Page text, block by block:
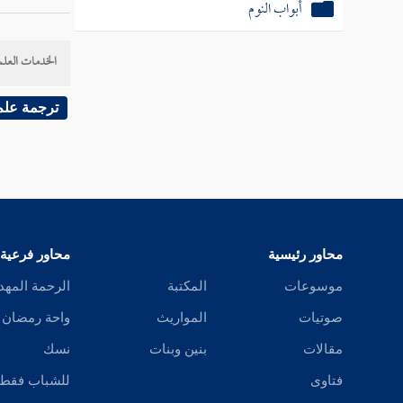
أبواب النوم
وليس
الكلام
سفيان
الخدمات
ترجمة
محاور رئيسية
موسوعات
صوتيات
مقالات
فتاوى
المكتبة
المواريث
بنين وبنات
محاور فرعية
الرحمة
واحة رمضان
نسك
للشباب فقط